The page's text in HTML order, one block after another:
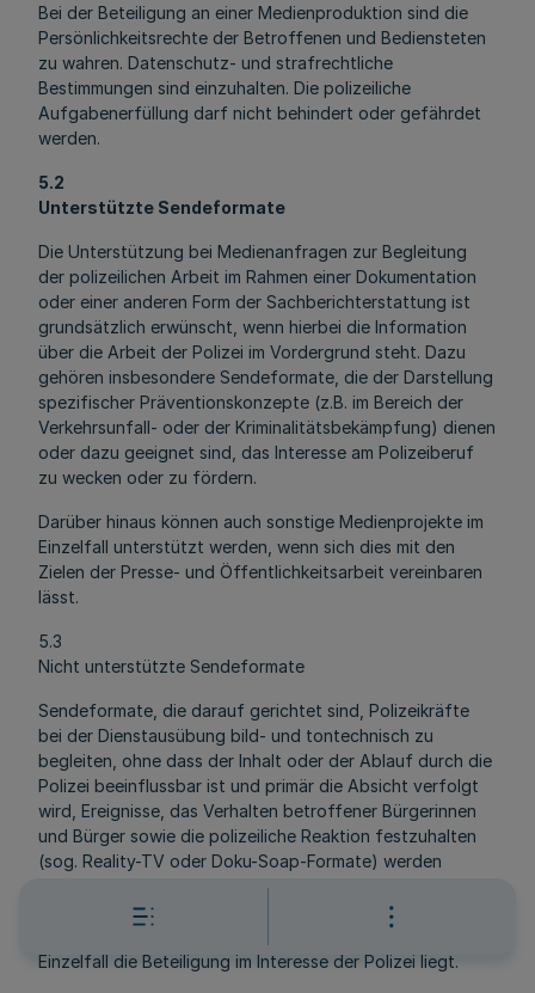
Bei der Beteiligung an einer Medienproduktion sind die
Persönlichkeitsrechte der Betroffenen und Bediensteten
zu wahren. Datenschutz- und strafrechtliche
Bestimmungen sind einzuhalten. Die polizeiliche
Aufgabenerfüllung darf nicht behindert oder gefährdet
werden.
5.2
Unterstützte Sendeformate
Die Unterstützung bei Medienanfragen zur Begleitung
der polizeilichen Arbeit im Rahmen einer Dokumentation
oder einer anderen Form der Sachberichterstattung ist
grundsätzlich erwünscht, wenn hierbei die Information
über die Arbeit der Polizei im Vordergrund steht. Dazu
gehören insbesondere Sendeformate, die der Darstellung
spezifischer Präventionskonzepte (z.B. im Bereich der
Verkehrsunfall- oder der Kriminalitätsbekämpfung) dienen
oder dazu geeignet sind, das Interesse am Polizeiberuf
zu wecken oder zu fördern.
Darüber hinaus können auch sonstige Medienprojekte im
Einzelfall unterstützt werden, wenn sich dies mit den
Zielen der Presse- und Öffentlichkeitsarbeit vereinbaren
lässt.
5.3
Nicht unterstützte Sendeformate
Sendeformate, die darauf gerichtet sind, Polizeikräfte
bei der Dienstausübung bild- und tontechnisch zu
begleiten, ohne dass der Inhalt oder der Ablauf durch die
Polizei beeinflussbar ist und primär die Absicht verfolgt
wird, Ereignisse, das Verhalten betroffener Bürgerinnen
und Bürger sowie die polizeiliche Reaktion festzuhalten
(sog. Reality-TV oder Doku-Soap-Formate) werden
grundsätzlich weder personell noch durch die
Überlassung von Führungs- und Einsatzmitteln oder
Einzelfall die Beteiligung im Interesse der Polizei liegt.